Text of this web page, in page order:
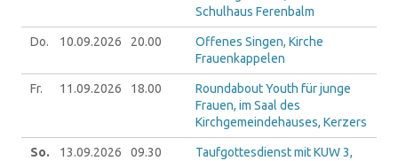
Schulhaus Ferenbalm
Do. 10.09.2026 20.00
Offenes Singen, Kirche
Frauenkappelen
Fr. 11.09.2026 18.00
Roundabout Youth für junge
Frauen, im Saal des
Kirchgemeindehauses, Kerzers
So. 13.09.2026 09.30
Taufgottesdienst mit KUW 3,